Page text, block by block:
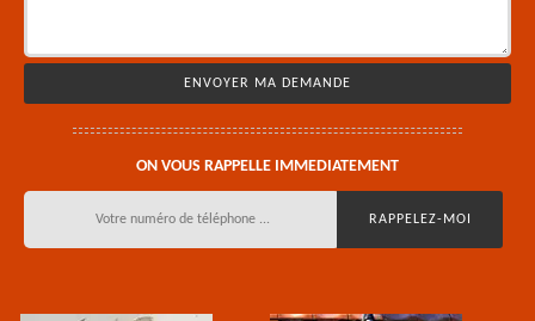
ON VOUS RAPPELLE IMMEDIATEMENT